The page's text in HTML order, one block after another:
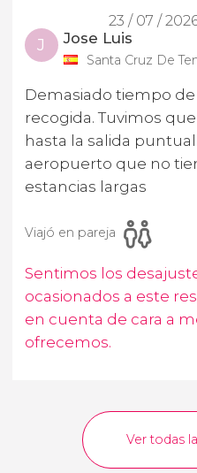
23 / 07 /
J Jose Luis
Santa Cruz De
Demasiado tiempo
recogida. Tuvimos
hasta la salida
aeropuerto que no
estancias largas
Viajó en pareja
Sentimos los
ocasionados a este
en cuenta de cara a
ofrecemos.
Ver todas